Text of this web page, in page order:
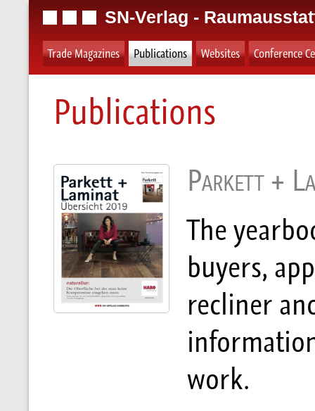
SN-Verlag -
Trade Magazines Publications Websites Conference
Publications
Parkett +
The
buyers,
recliner
work.